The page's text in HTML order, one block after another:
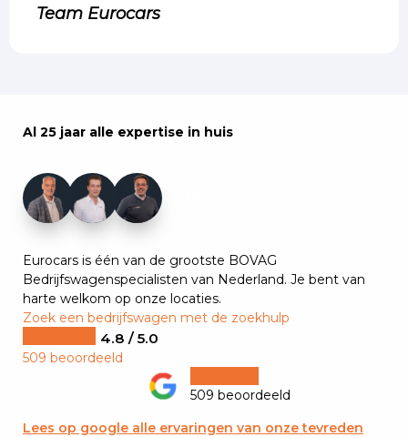
Team Eurocars
Al 25 jaar alle expertise in huis
Eurocars is één van de grootste BOVAG
Bedrijfswagenspecialisten van Nederland. Je bent van
harte welkom op onze locaties.
Zoek een bedrijfswagen met de zoekhulp
4.8 / 5.0
509 beoordeeld
509 beoordeeld
Lees op google alle ervaringen van onze tevreden